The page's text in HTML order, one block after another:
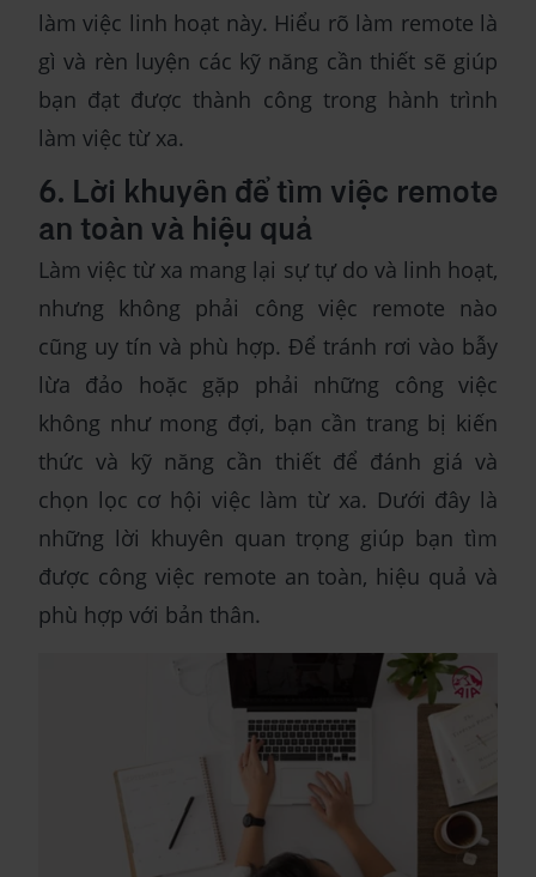
làm việc linh hoạt này. Hiểu rõ làm remote là
gì và rèn luyện các kỹ năng cần thiết sẽ giúp
bạn đạt được thành công trong hành trình
làm việc từ xa.
6. Lời khuyên để tìm việc remote
an toàn và hiệu quả
Làm việc từ xa mang lại sự tự do và linh hoạt,
nhưng không phải công việc remote nào
cũng uy tín và phù hợp. Để tránh rơi vào bẫy
lừa đảo hoặc gặp phải những công việc
không như mong đợi, bạn cần trang bị kiến
thức và kỹ năng cần thiết để đánh giá và
chọn lọc cơ hội việc làm từ xa. Dưới đây là
những lời khuyên quan trọng giúp bạn tìm
được công việc remote an toàn, hiệu quả và
phù hợp với bản thân.